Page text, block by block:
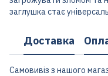
заглушка стає
Доставка
Самовивіз з нашого